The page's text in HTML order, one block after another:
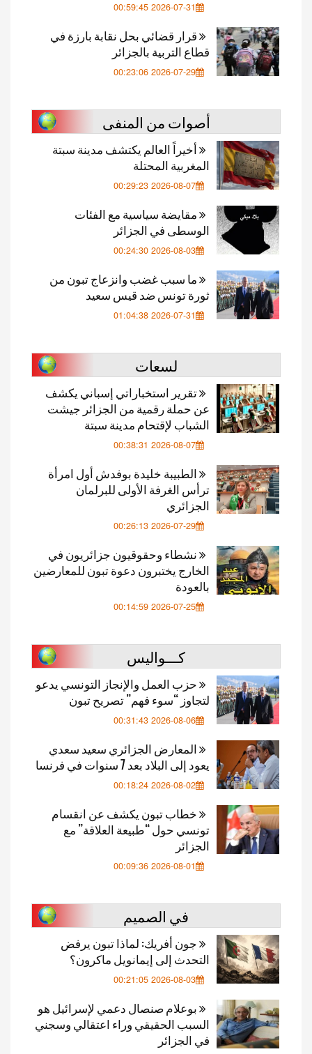
2026-07-31 00:59:45
قرار قضائي بحل نقابة بارزة في
قطاع التربية بالجزائر
2026-07-29 00:23:06
أصوات من المنفى
أخيراً العالم يكتشف مدينة سبتة
المغربية المحتلة
2026-08-07 00:29:23
مقايضة سياسية مع الفئات
الوسطى في الجزائر
2026-08-03 00:24:30
ما سبب غضب وانزعاج تبون من
ثورة تونس ضد قيس سعيد
2026-07-31 01:04:38
لسعات
تقرير استخباراتي إسباني يكشف
عن حملة رقمية من الجزائر جيشت
الشباب لإقتحام مدينة سبتة
2026-08-07 00:38:31
الطبيبة خليدة بوفدش أول امرأة
ترأس الغرفة الأولى للبرلمان
الجزائري
2026-07-29 00:26:13
نشطاء وحقوقيون جزائريون في
الخارج يختبرون دعوة تبون للمعارضين
بالعودة
2026-07-25 00:14:59
كـــواليس
حزب العمل والإنجاز التونسي يدعو
لتجاوز “سوء فهم” تصريح تبون
2026-08-06 00:31:43
المعارض الجزائري سعيد سعدي
يعود إلى البلاد بعد 7 سنوات في فرنسا
2026-08-02 00:18:24
خطاب تبون يكشف عن انقسام
تونسي حول “طبيعة العلاقة” مع
الجزائر
2026-08-01 00:09:36
في الصميم
جون أفريك: لماذا تبون يرفض
التحدث إلى إيمانويل ماكرون؟
2026-08-03 00:21:05
بوعلام صنصال دعمي لإسرائيل هو
السبب الحقيقي وراء اعتقالي وسجني
في الجزائر